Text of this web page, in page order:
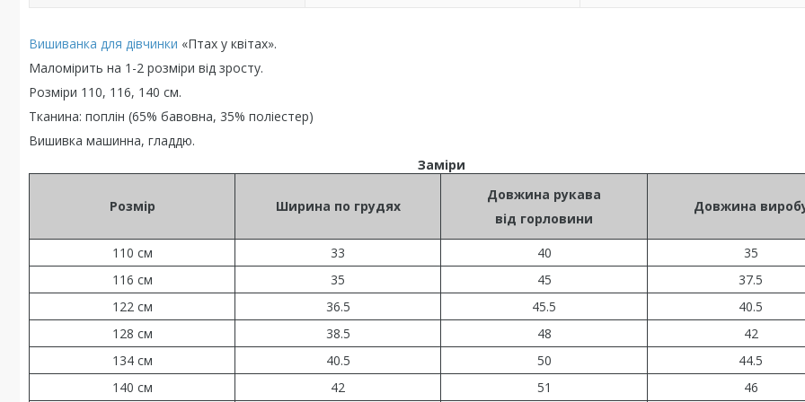
Вишиванка для дівчинки «Птах у квітах».
Маломірить на 1-2 розміри від зросту.
Розміри 110, 116, 140 см.
Тканина: поплін (65% бавовна, 35% поліестер)
Вишивка машинна, гладдю.
Заміри
Розмір Ширина по грудях
Довжина рукава
від горловини
Довжина
110 см 33 40
35
116 см
35 45
37.5
122 см
36.5 45.5
40.5
128 см
38.5 48
42
134 см
40.5 50
44.5
140 см
42 51 46